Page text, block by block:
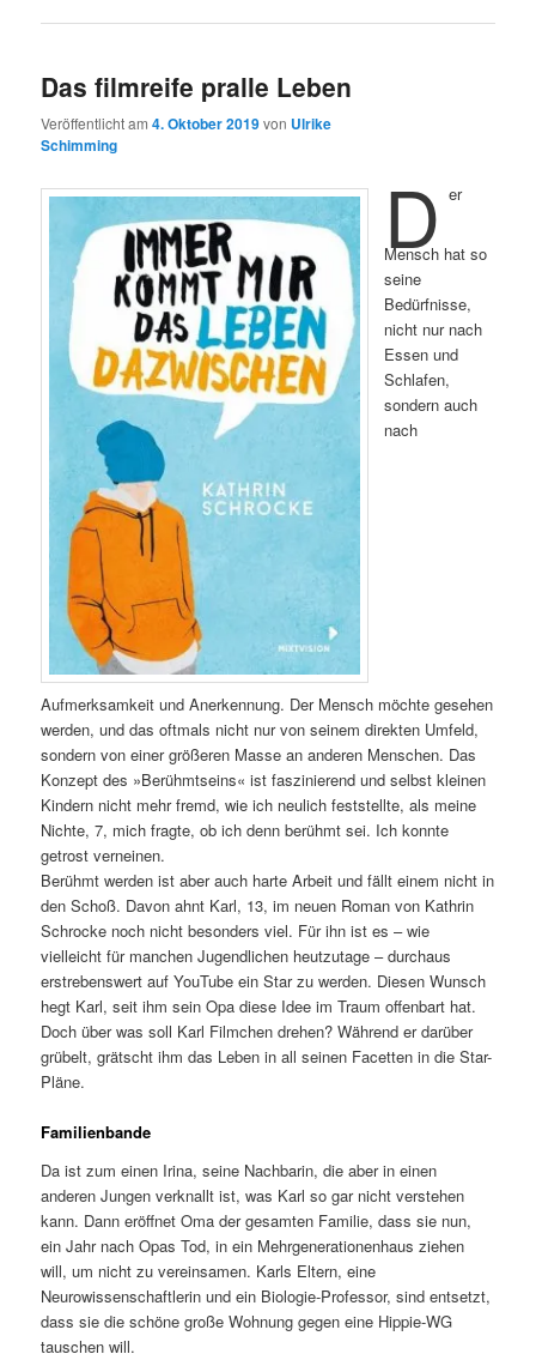
Das filmreife pralle Leben
Veröffentlicht am4. Oktober 2019von Ulrike
Schimming
D er
Mensch hat so
seine
Bedürfnisse,
nicht nur nach
Essen und
Schlafen,
sondern auch
nach
Aufmerksamkeit und Anerkennung. Der Mensch möchte gesehen
werden, und das oftmals nicht nur von seinem direkten Umfeld,
sondern von einer größeren Masse an anderen Menschen. Das
Konzept des »Berühmtseins« ist faszinierend und selbst kleinen
Kindern nicht mehr fremd, wie ich neulich feststellte, als meine
Nichte, 7, mich fragte, ob ich denn berühmt sei. Ich konnte
getrost verneinen.
Berühmt werden ist aber auch harte Arbeit und fällt einem nicht in
den Schoß. Davon ahnt Karl, 13, im neuen Roman von Kathrin
Schrocke noch nicht besonders viel. Für ihn ist es – wie
vielleicht für manchen Jugendlichen heutzutage – durchaus
erstrebenswert auf YouTube ein Star zu werden. Diesen Wunsch
hegt Karl, seit ihm sein Opa diese Idee im Traum offenbart hat.
Doch über was soll Karl Filmchen drehen? Während er darüber
grübelt, grätscht ihm das Leben in all seinen Facetten in die Star-
Pläne.
Familienbande
Da ist zum einen Irina, seine Nachbarin, die aber in einen
anderen Jungen verknallt ist, was Karl so gar nicht verstehen
kann. Dann eröffnet Oma der gesamten Familie, dass sie nun,
ein Jahr nach Opas Tod, in ein Mehrgenerationenhaus ziehen
will, um nicht zu vereinsamen. Karls Eltern, eine
Neurowissenschaftlerin und ein Biologie-Professor, sind entsetzt,
dass sie die schöne große Wohnung gegen eine Hippie-WG
tauschen will.